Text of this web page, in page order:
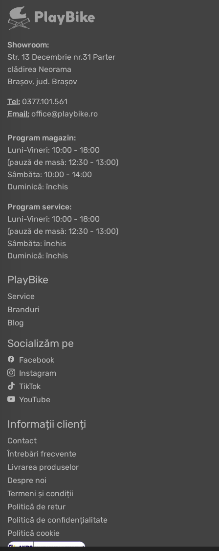
Showroom:
Str. 13 Decembrie nr.31 Parter
clădirea Neorama
Brașov, jud. Brașov
Tel: 0377.101.561
Email: office@playbike.ro
Program magazin:
Luni-Vineri: 10:00 - 18:00
(pauză de masă: 12:30 - 13:00)
Sâmbăta: 10:00 - 14:00
Duminică: închis
Program service:
Luni-Vineri: 10:00 - 18:00
(pauză de masă: 12:30 - 13:00)
Sâmbăta: închis
Duminică: închis
PlayBike
Service
Branduri
Blog
Socializăm pe
Facebook
Instagram
TikTok
YouTube
Informații clienți
Contact
Întrebări frecvente
Livrarea produselor
Despre noi
Termeni și condiții
Politică de retur
Politică de confidențialitate
Politică cookie